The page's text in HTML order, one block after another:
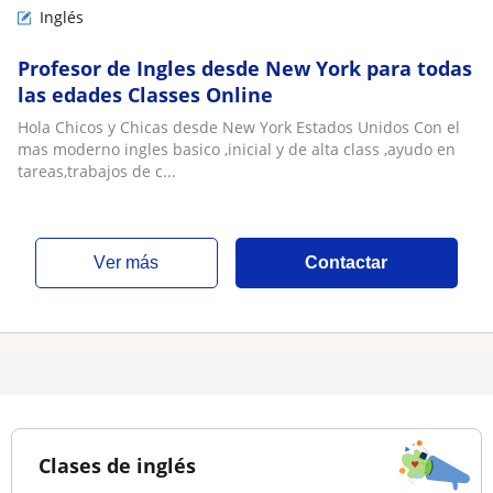
Inglés
Profesor de Ingles desde New York para todas
las edades Classes Online
Hola Chicos y Chicas desde New York Estados Unidos Con el
mas moderno ingles basico ,inicial y de alta class ,ayudo en
tareas,trabajos de c...
ver más Contactar
Clases de inglés